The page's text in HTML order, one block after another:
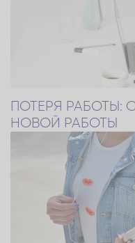
ПОТЕРЯ РАБОТЫ:
НОВОЙ РАБОТЫ